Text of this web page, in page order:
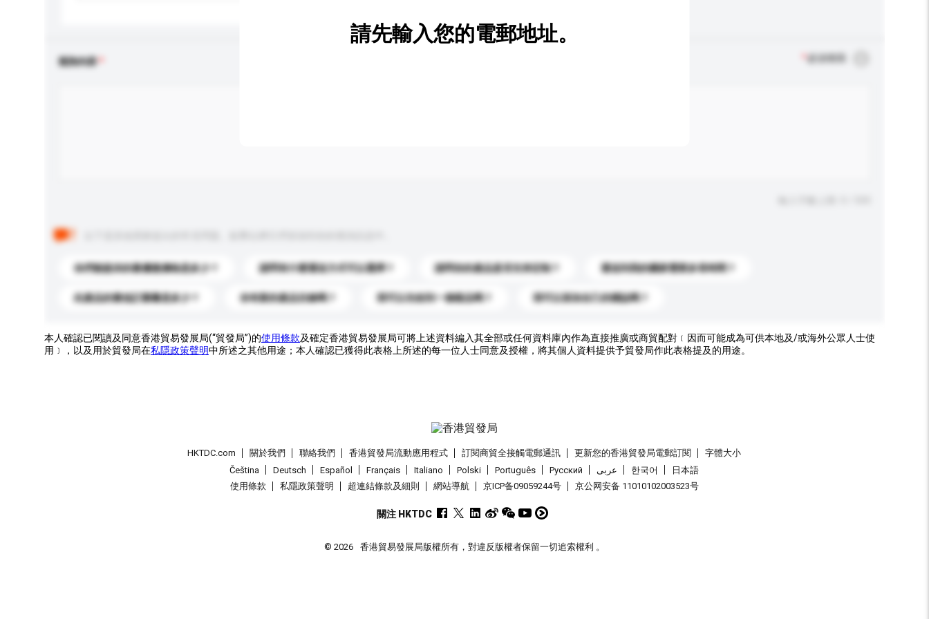
查詢內容
你們能提供的最優惠價格是多少？ 請問有什麼運送方式可以選擇？ 請問你的產品是否支持定制？ 運送到我的國家需要多長時間？
此產品的最低訂購量是多少？ 你有新的產品目錄嗎？ 我可以先收到一個樣品嗎？ 我可以添加自己的標誌嗎？
請先輸入您的電郵地址。
本人確認已閱讀及同意香港貿易發展局(“貿發局”)的使用條款及確定香港貿易發展局可將上述資料編入其全部或任何資料庫內作為直接推廣或商貿配對﹝因而可能成為可供本地及/或海外公眾人士使
用﹞，以及用於貿發局在私隱政策聲明中所述之其他用途；本人確認已獲得此表格上所述的每一位人士同意及授權，將其個人資料提供予貿發局作此表格提及的用途。
HKTDC.com 關於我們 聯絡我們 香港貿發局流動應用程式 訂閱商貿全接觸電郵通訊 更新您的香港貿發局電郵訂閱
字體大小
Čeština
Deutsch Español Français Italiano Polski Português Pусский عربى 한국어
日本語
使用條款
私隱政策聲明 超連結條款及細則 網站導航 京ICP备09059244号 京公网安备 11010102003523号
關注 HKTDC
© 2026 香港貿易發展局版權所有，對違反版權者保留一切追索權利 。